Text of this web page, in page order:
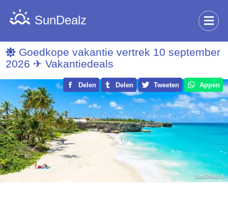
SunDealz
Goedkope vakantie vertrek 10 september
2026 ✈ Vakantiedeals
Delen Delen Tweeten Appen